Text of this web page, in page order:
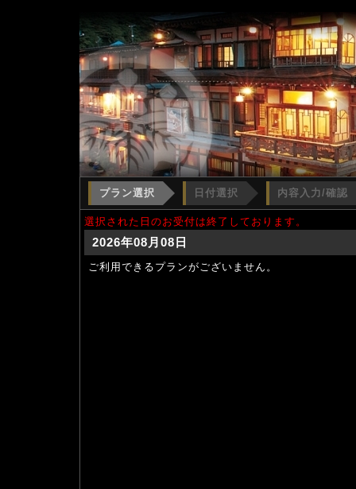
プラン選択 日付選択 内容入力/確認
選択された日のお受付は終了しております。
2026年08月08日
ご利用できるプランがございません。